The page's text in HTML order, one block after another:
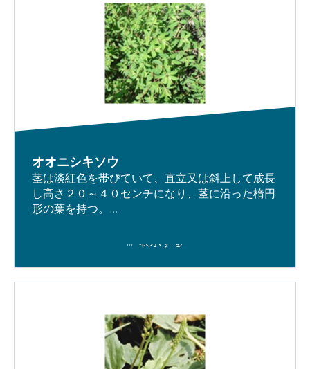
オオニシキソウ
茎は淡紅色を帯びていて、直立又は斜上して成長
し高さ２０～４０センチになり、茎に沿った楕円
形の葉を持つ。...
表示する